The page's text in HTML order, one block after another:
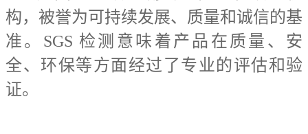
构，被誉为可持续发展、质量和诚信的基
准。SGS 检测意味着产品在质量、安
全、环保等方面经过了专业的评估和验
证。